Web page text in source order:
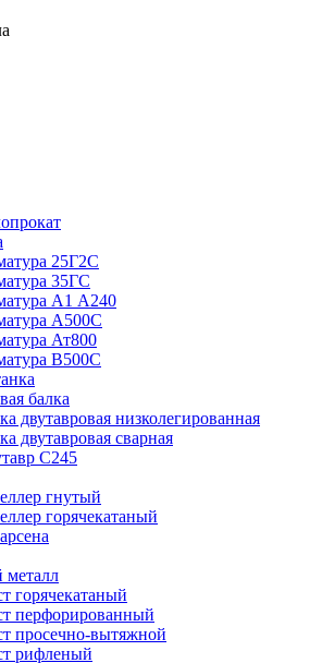
25Г2С
35ГС
А1 А240
А500С
Ат800
В500С
балка
двутавровая низколегированная
двутавровая сварная
С245
гнутый
горячекатаный
металл
горячекатаный
перфорированный
просечно-вытяжной
рифленый